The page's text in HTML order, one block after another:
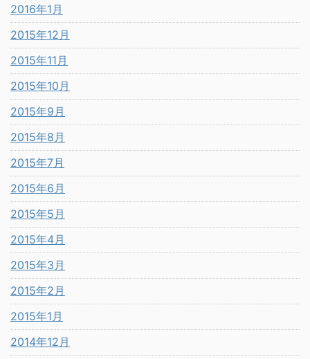
2016年1月
2015年12月
2015年11月
2015年10月
2015年9月
2015年8月
2015年7月
2015年6月
2015年5月
2015年4月
2015年3月
2015年2月
2015年1月
2014年12月